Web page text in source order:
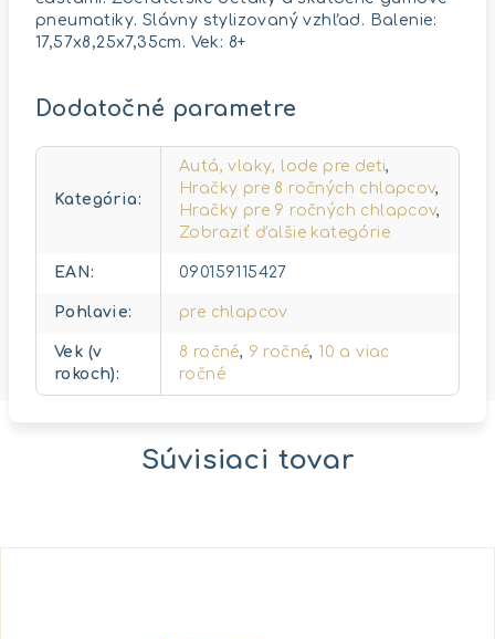
pneumatiky. Slávny stylizovaný vzhľad. Balenie:
17,57x8,25x7,35cm. Vek: 8+
Dodatočné parametre
Kategória:
Autá, vlaky, lode pre deti,
Hračky pre 8 ročných chlapcov,
Hračky pre 9 ročných chlapcov,
Zobraziť ďalšie kategórie
EAN: 090159115427
Pohlavie: pre chlapcov
Vek (v
rokoch):
8 ročné, 9 ročné,10 a viac
ročné
Súvisiaci tovar